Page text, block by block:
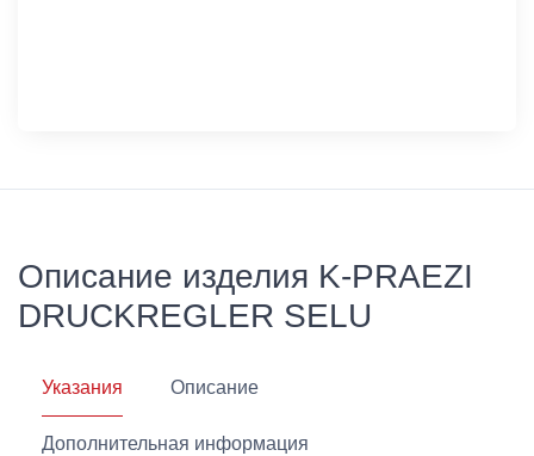
Описание изделия K-PRAEZI
DRUCKREGLER SELU
Указания Описание
Дополнительная информация